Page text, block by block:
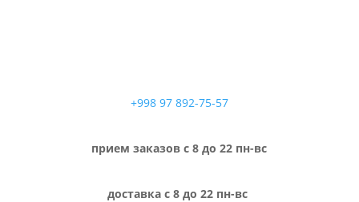
+998 97 892-75-57
прием заказов с 8 до 22 пн-вс
доставка с 8 до 22 пн-вс